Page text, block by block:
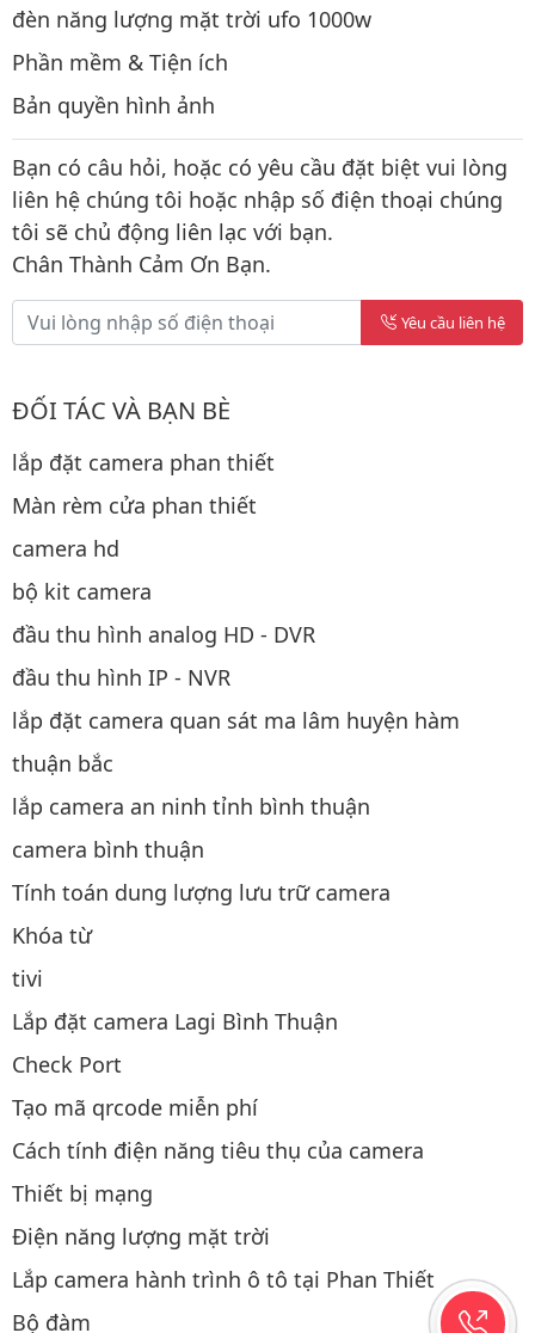
đèn năng lượng mặt trời ufo 1000w
Phần mềm & Tiện ích
Bản quyền hình ảnh
Bạn có câu hỏi, hoặc có yêu cầu đặt biệt vui lòng
liên hệ chúng tôi hoặc nhập số điện thoại chúng
tôi sẽ chủ động liên lạc với bạn.
Chân Thành Cảm Ơn Bạn.
Yêu cầu liên hệ
ĐỐI TÁC VÀ BẠN BÈ
lắp đặt camera phan thiết
Màn rèm cửa phan thiết
camera hd
bộ kit camera
đầu thu hình analog HD - DVR
đầu thu hình IP - NVR
lắp đặt camera quan sát ma lâm huyện hàm
thuận bắc
lắp camera an ninh tỉnh bình thuận
camera bình thuận
Tính toán dung lượng lưu trữ camera
Khóa từ
tivi
Lắp đặt camera Lagi Bình Thuận
Check Port
Tạo mã qrcode miễn phí
Cách tính điện năng tiêu thụ của camera
Thiết bị mạng
Điện năng lượng mặt trời
Lắp camera hành trình ô tô tại Phan Thiết
Bộ đàm